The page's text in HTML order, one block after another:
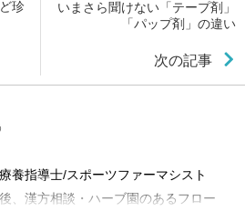
珍
いまさら聞けない「テープ剤」
「パップ剤」の違い
次の記事
養指導士/スポーツファーマシスト
、漢方相談・ハーブ園のあるフロー